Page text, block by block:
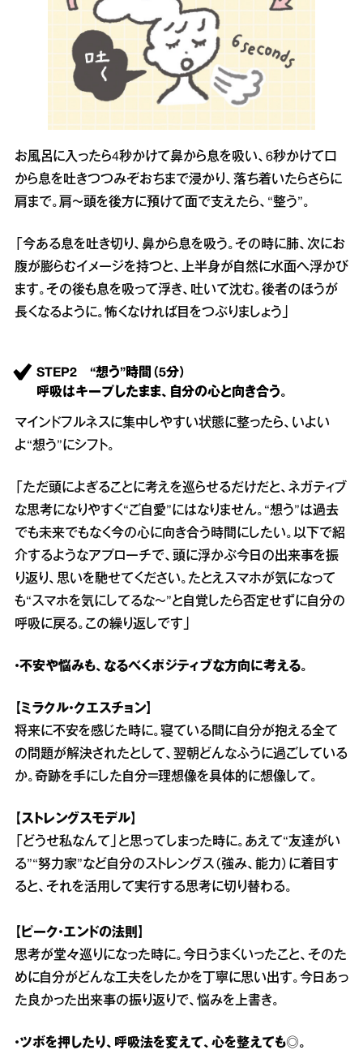
お風呂に入ったら4秒かけて鼻から息を吸い、6秒かけて口
から息を吐きつつみぞおちまで浸かり、落ち着いたらさらに
肩まで。肩～頭を後方に預けて面で支えたら、“整う”。
「今ある息を吐き切り、鼻から息を吸う。その時に肺、次にお
腹が膨らむイメージを持つと、上半身が自然に水面へ浮かび
ます。その後も息を吸って浮き、吐いて沈む。後者のほうが
長くなるように。怖くなければ目をつぶりましょう」
STEP2 “想う”時間（5分）
呼吸はキープしたまま、自分の心と向き合う。
マインドフルネスに集中しやすい状態に整ったら、いよい
よ“想う”にシフト。
「ただ頭によぎることに考えを巡らせるだけだと、ネガティブ
な思考になりやすく“ご自愛”にはなりません。“想う”は過去
でも未来でもなく今の心に向き合う時間にしたい。以下で紹
介するようなアプローチで、頭に浮かぶ今日の出来事を振
り返り、思いを馳せてください。たとえスマホが気になって
も“スマホを気にしてるな～”と自覚したら否定せずに自分の
呼吸に戻る。この繰り返しです」
・不安や悩みも、なるべくポジティブな方向に考える。
【ミラクル・クエスチョン】
将来に不安を感じた時に。寝ている間に自分が抱える全て
の問題が解決されたとして、翌朝どんなふうに過ごしている
か。奇跡を手にした自分＝理想像を具体的に想像して。
【ストレングスモデル】
「どうせ私なんて」と思ってしまった時に。あえて“友達がい
る”“努力家”など自分のストレングス（強み、能力）に着目す
ると、それを活用して実行する思考に切り替わる。
【ピーク・エンドの法則】
思考が堂々巡りになった時に。今日うまくいったこと、そのた
めに自分がどんな工夫をしたかを丁寧に思い出す。今日あっ
た良かった出来事の振り返りで、悩みを上書き。
・ツボを押したり、呼吸法を変えて、心を整えても◎。